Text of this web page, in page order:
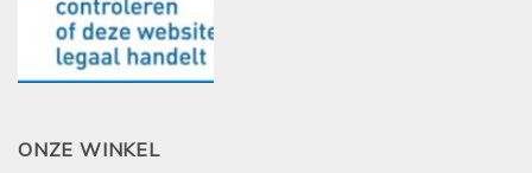
ONZE WINKEL